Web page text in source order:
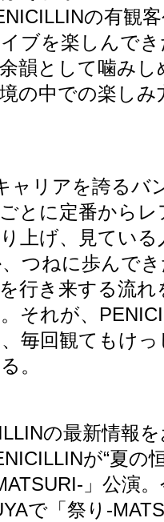
の有観
ブを楽しんで
韻として噛み
の中での楽し
ャリアを誇るバ
とに定番から
上げ、見てい
つねに歩んで
行き来する流れ
それが、
毎回観てもけ
。
の最新情報
が“夏の
」公演
で「祭り -